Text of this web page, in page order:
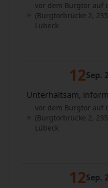
vor dem Burgtor auf
(Burgtorbrücke 2,
Lübeck
12Sep.
Unterhaltsam,
vor dem Burgtor auf
(Burgtorbrücke 2,
Lübeck
12Sep.